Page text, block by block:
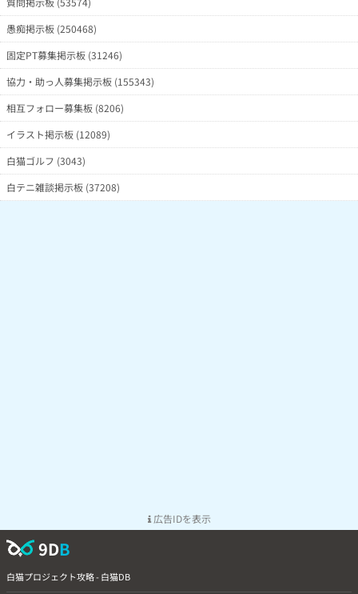
愚痴掲示板 (250468)
固定PT募集掲示板 (31246)
協力・助っ人募集掲示板 (155343)
相互フォロー募集板 (8206)
イラスト掲示板 (12089)
白猫ゴルフ (3043)
白テニ雑談掲示板 (37208)
広告IDを表示
9DB
白猫プロジェクト攻略 - 白猫DB